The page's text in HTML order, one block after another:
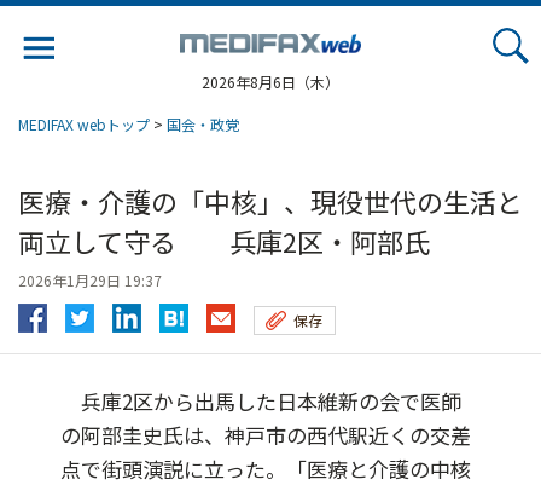
2026年8月6日（木）
MEDIFAX webトップ > 国会・政党
医療・介護の「中核」、現役世代の生活と
両立して守る 兵庫2区・阿部氏
2026年1月29日 19:37
保存
兵庫2区から出馬した日本維新の会で医師
の阿部圭史氏は、神戸市の西代駅近くの交差
点で街頭演説に立った。「医療と介護の中核